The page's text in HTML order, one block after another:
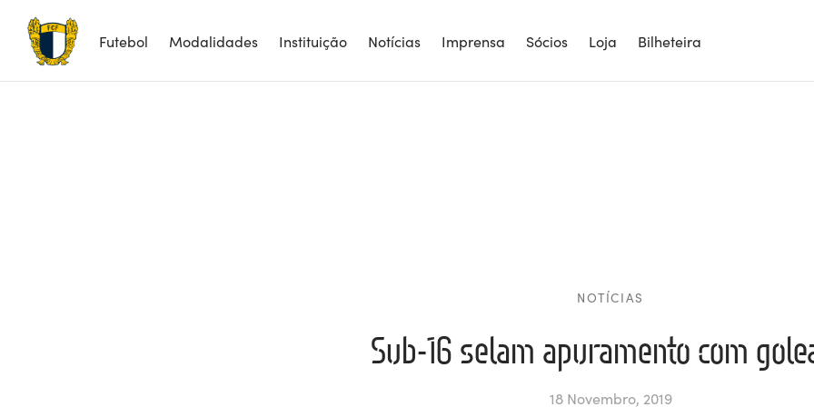
Futebol Modalidades Instituição Notícias Imprensa Sócios Loja Bilheteira
NOTÍCIAS
Sub-16 selam apuramento com
18 Novembro, 2019